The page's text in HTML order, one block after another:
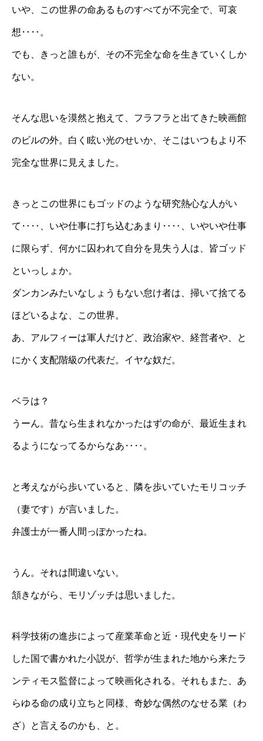
いや、この世界の命あるものすべてが不完全で、可哀
想‥‥。
でも、きっと誰もが、その不完全な命を生きていくしか
ない。
そんな思いを漠然と抱えて、フラフラと出てきた映画館
のビルの外。白く眩い光のせいか、そこはいつもより不
完全な世界に見えました。
きっとこの世界にもゴッドのような研究熱心な人がい
て‥‥、いや仕事に打ち込むあまり‥‥、いやいや仕事
に限らず、何かに囚われて自分を見失う人は、皆ゴッド
といっしょか。
ダンカンみたいなしょうもない怠け者は、掃いて捨てる
ほどいるよな、この世界。
あ、アルフィーは軍人だけど、政治家や、経営者や、と
にかく支配階級の代表だ。イヤな奴だ。
ベラは？
うーん。昔なら生まれなかったはずの命が、最近生まれ
るようになってるからなあ‥‥。
と考えながら歩いていると、隣を歩いていたモリコッチ
（妻です）が言いました。
弁護士が一番人間っぽかったね。
うん。それは間違いない。
頷きながら、モリゾッチは思いました。
科学技術の進歩によって産業革命と近・現代史をリード
した国で書かれた小説が、哲学が生まれた地から来たラ
ンティモス監督によって映画化される。それもまた、あ
らゆる命の成り立ちと同様、奇妙な偶然のなせる業（わ
ざ）と言えるのかも、と。